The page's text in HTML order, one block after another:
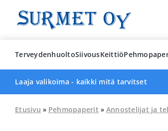
content
TerveydenhuoltoSiivousKeittiö
Laaja valikoima - kaikki mitä tarvitset
Etusivu » Pehmopaperit » Annostelijat ja